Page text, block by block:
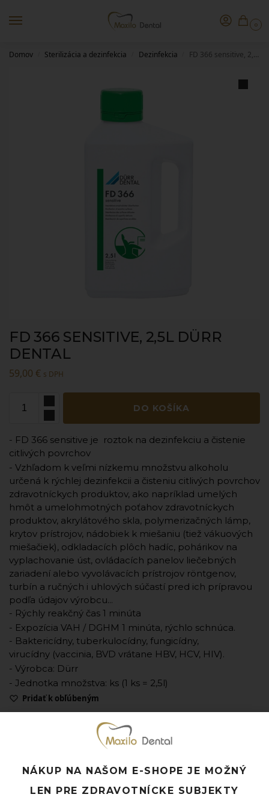
0
Domov Sterilizácia a dezinfekcia Dezinfekcia FD 366 sensitive, 2,5l Dürr Dental
FD 366 SENSITIVE, 2,5L DÜRR
DENTAL
59,00 € s DPH
DO KOŠÍKA
- FD 366 sensitive je roztok na dezinfekciu a čistenie
citlivých povrchov
- Vzhľadom k veľmi nízkemu množstvu alkoholu
určená k rýchlej dezinfekcii a čisteniu citlivých povrchov
zdravotníckych produktov, ako napríklad umelých
hmôt a umelohmotných poťahov zdravotníckych
produktov, akrylátového skla, polymerizačných lámp,
krytov prístrojov, nádobiek k miešaniu (tiež vákuových
miešačiek), odkladacích plôch hadíc, pohárikov na
vyplachovanie úst, ovládacích panelov liečebných
zariadení alebo vyvolávacích prístrojov röntgenov,
turbín a ručných i uhlových súčastí pred ich prípravou
podľa údajov výrobcu...
- Rýchly reakčný čas 1 minúta
- Expozícia VAH / DGHM 1 minúta, rýchlo schnúca.
- Baktericídny, tuberkulocídny, fungicídny,
virucídny (vaccinia, BVD vrátane HBV, HCV, HIV).
- Výrobca: Dürr
- Jednotka množstva: ks (1 ks = 2,5l)
Pridať k obľúbeným
Doprava ZADARMO pri objednávke nad 120 EUR
Rýchle doručenie a možnosť osobného odberu
NÁKUP NA NAŠOM E-SHOPE JE MOŽNÝ
LEN PRE ZDRAVOTNÍCKE SUBJEKTY